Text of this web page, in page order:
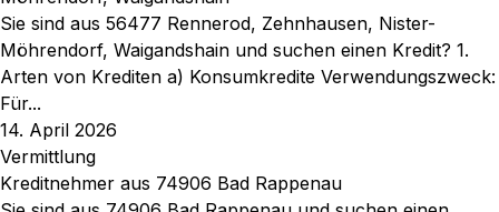
Sie sind aus 56477 Rennerod, Zehnhausen, Nister-
Möhrendorf, Waigandshain und suchen einen Kredit? 1.
Arten von Krediten a) Konsumkredite Verwendungszweck:
Für...
14. April 2026
Vermittlung
Kreditnehmer aus 74906 Bad Rappenau